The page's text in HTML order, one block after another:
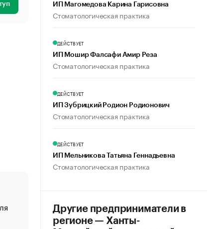
«От спорта тело стареет иначе». Как живет глава
создавшей GTA
ИП Магомедова Карина Гарисовна
Стоматологическая практика
ДЕЙСТВУЕТ
ИП Мошир Фалсафи Амир Реза
Стоматологическая практика
ДЕЙСТВУЕТ
ИП Зубрицкий Родион Родионович
Стоматологическая практика
ДЕЙСТВУЕТ
ИП Мельникова Татьяна Геннадьевна
Стоматологическая практика
Другие предприниматели в
регионе — Ханты-